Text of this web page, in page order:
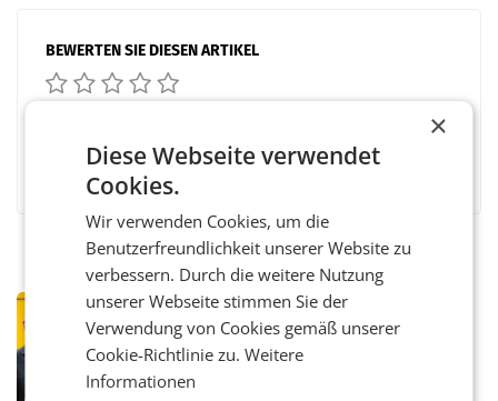
BEWERTEN SIE DIESEN ARTIKEL
FacebookTwitterMessengerWhatsAppLinkedInXING Teilen
PRIMENEWS
Österreichische Post: Umsatzplus im
ersten Halbjahr trotz schwachem
Briefgeschäft
WIEN Die Österreichische Post AG hat im
×
Diese Webseite verwendet
Cookies.
Wir verwenden Cookies, um die
Benutzerfreundlichkeit unserer Website zu
verbessern. Durch die weitere Nutzung
unserer Webseite stimmen Sie der
Verwendung von Cookies gemäß unserer
Cookie-Richtlinie zu.Weitere
Informationen